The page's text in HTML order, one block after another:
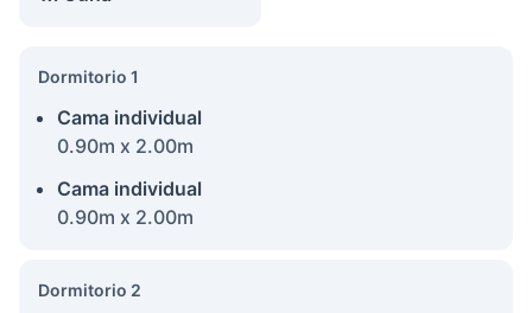
Dormitorio 1
Cama individual
0.90m x 2.00m
Cama individual
0.90m x 2.00m
Dormitorio 2